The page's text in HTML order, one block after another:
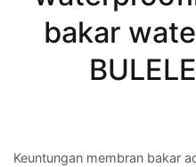
bakar
Keuntungan membran bakar